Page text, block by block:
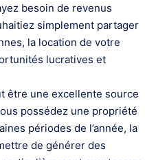
besoin de revenus
simplement partager
la location de votre
lucratives et
être une excellente source
possédez une propriété
périodes de l’année, la
de générer des